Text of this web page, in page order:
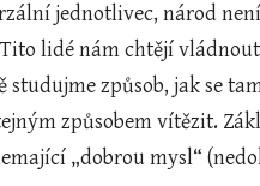
jednotlivec, národ
lidé nám chtějí
způsob, jak se
způsobem vítězit.
„dobrou mysl“